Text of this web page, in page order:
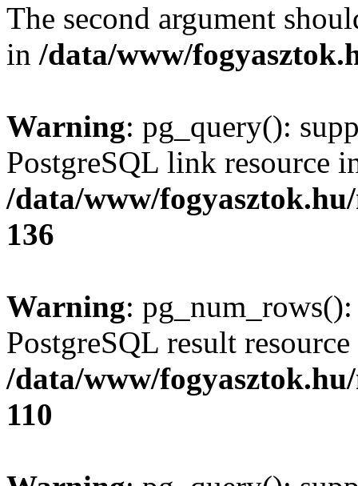
The second argument
in /data/www/
Warning: pg_query():
PostgreSQL link resource
/data/www/
136
Warning:
PostgreSQL result
/data/www/
110